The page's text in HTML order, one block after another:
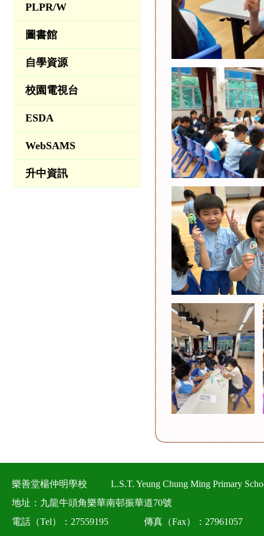
PLPR/W
圖書館
自學資源
校園電視台
ESDA
WebSAMS
升中資訊
樂善堂楊仲明學校
L.S.T. Yeung Chung Ming Primary
地址：九龍牛頭角樂華南邨振華道70號
電話（Tel）：27559195
傳真（Fax）：27961057